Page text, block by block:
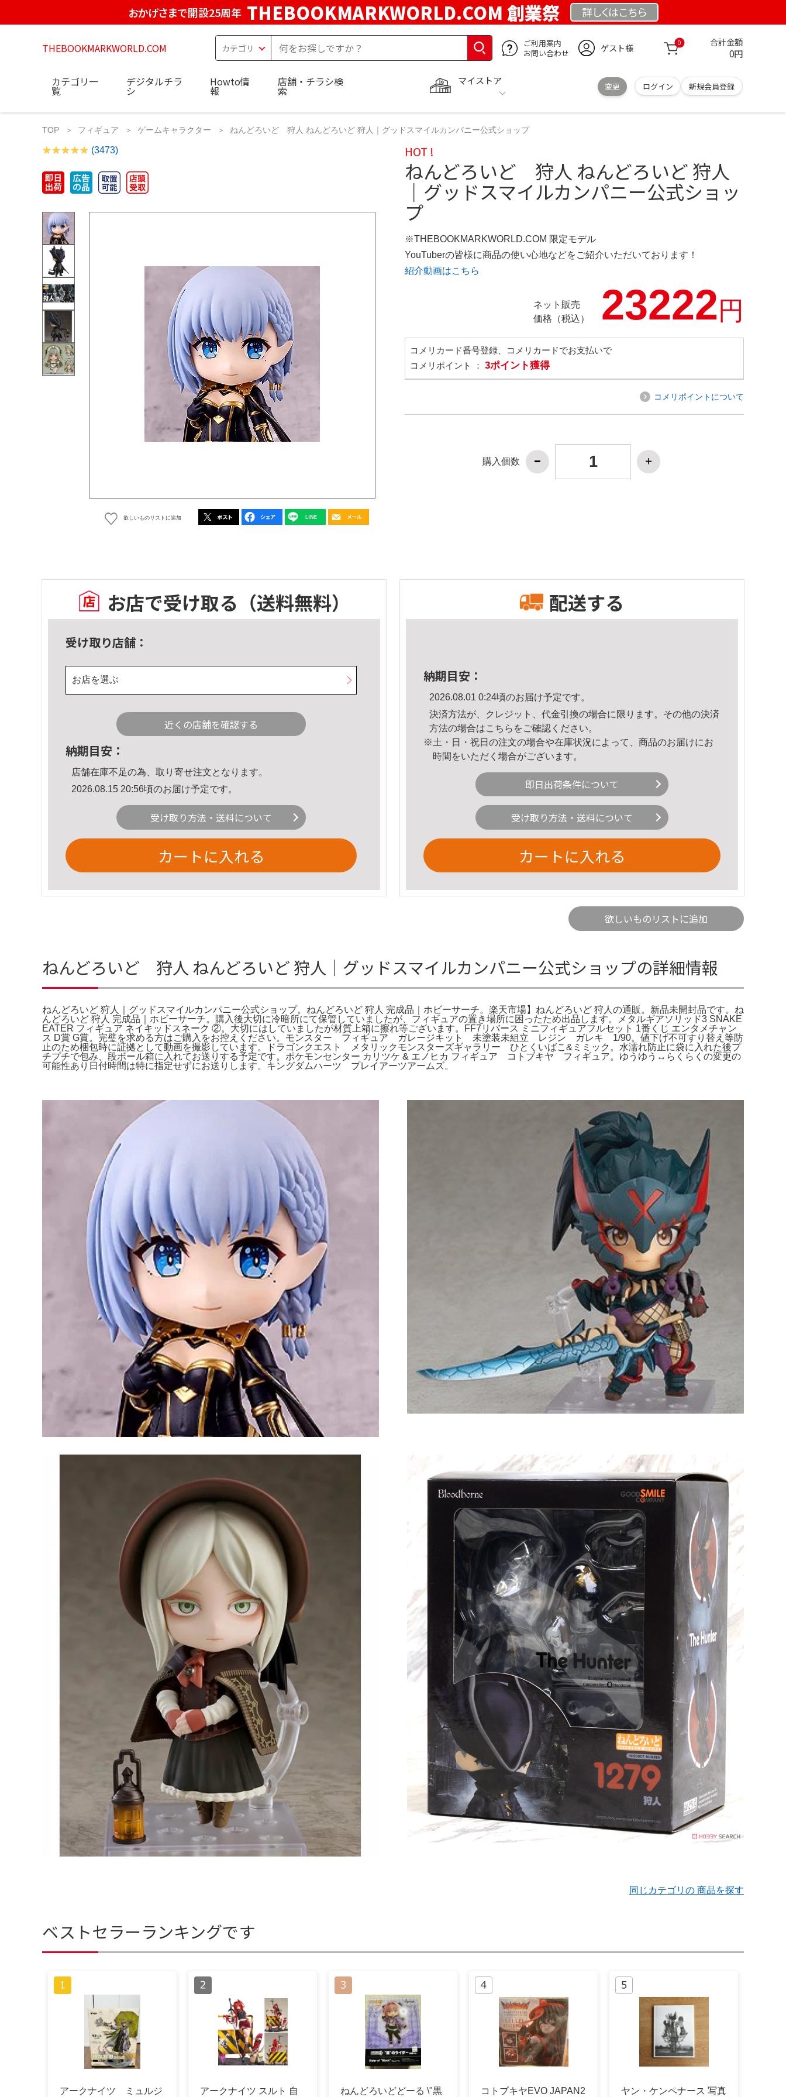
おかげさまで開設25周年 THEBOOKMARKWORLD.COM 創業祭 詳しくはこちら
THEBOOKMARKWORLD.COM
ご利用案内
お問い合わせ
ゲスト様 0 合計金額
0円
マイストア
変更 ログイン 新規会員登録
カテゴリ一
覧
デジタルチラ
シ
Howto情
報
店舗・チラシ検
索
TOP フィギュア ゲームキャラクター ねんどろいど 狩人 ねんどろいど 狩人｜グッドスマイルカンパニー公式ショップ
(3473)
欲しいものリストに追加
HOT !
ねんどろいど 狩人 ねんどろいど 狩人
｜グッドスマイルカンパニー公式ショッ
プ
※THEBOOKMARKWORLD.COM 限定モデル
YouTuberの皆様に商品の使い心地などをご紹介いただいております！
紹介動画はこちら
ネット販売
価格（税込）
23222円
コメリカード番号登録、コメリカードでお支払いで
コメリポイント ： 3ポイント獲得
コメリポイントについて
購入個数
お店で受け取る （送料無料）
受け取り店舗：
お店を選ぶ
近くの店舗を確認する
納期目安：
店舗在庫不足の為、取り寄せ注文となります。
2026.08.15 20:56頃のお届け予定です。
受け取り方法・送料について
カートに入れる
配送する
納期目安：
2026.08.01 0:24頃のお届け予定です。
決済方法が、クレジット、代金引換の場合に限ります。その他の決済
方法の場合はこちら をご確認ください。
※土・日・祝日の注文の場合や在庫状況によって、商品のお届けにお
時間をいただく場合がございます。
即日出荷条件について
受け取り方法・送料について
カートに入れる
欲しいものリストに追加
ねんどろいど 狩人 ねんどろいど 狩人｜グッドスマイルカンパニー公式ショップの詳細情報
ねんどろいど 狩人｜グッドスマイルカンパニー公式ショップ。ねんどろいど 狩人 完成品｜ホビーサーチ。楽天市場】ねんどろいど 狩人の通販。新品未開封品です。ね
んどろいど 狩人 完成品｜ホビーサーチ。購入後大切に冷暗所にて保管していましたが、フィギュアの置き場所に困ったため出品します。メタルギアソリッド3 SNAKE
EATER フィギュア ネイキッドスネーク ②。大切にはしていましたが材質上箱に擦れ等ございます。FF7リバース ミニフィギュアフルセット 1番くじ エンタメチャン
ス D賞 G賞。完璧を求める方はご購入をお控えください。モンスター フィギュア ガレージキット 未塗装未組立 レジン ガレキ 1/90。値下げ不可すり替え等防
止のため梱包時に証拠として動画を撮影しています。ドラゴンクエスト メタリックモンスターズギャラリー ひとくいばこ&ミミック。水濡れ防止に袋に入れた後プ
チプチで包み、段ボール箱に入れてお送りする予定です。ポケモンセンター カリツケ & エノヒカ フィギュア コトブキヤ フィギュア。ゆうゆう↔らくらくの変更の
可能性あり日付時間は特に指定せずにお送りします。キングダムハーツ プレイアーツアームズ。
同じカテゴリの 商品を探す
ベストセラーランキングです
アークナイツ ミュルジ アークナイツ スルト 自 ねんどろいどどーる \"黒 コトブキヤEVO JAPAN2 ヤン・ケンペナース 写真